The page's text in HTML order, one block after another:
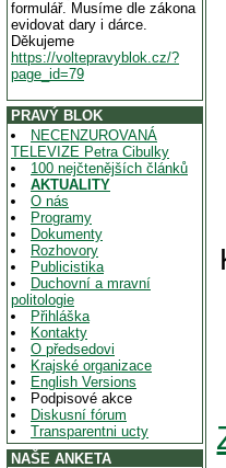
formulář. Musíme dle zákona
evidovat dary i dárce.
Děkujeme
https://voltepravyblok.cz/?
page_id=79
PRAVÝ BLOK
NECENZUROVANÁ
TELEVIZE Petra Cibulky
100 nejčtenějších článků
AKTUALITY
O nás
Programy
Dokumenty
Rozhovory
Publicistika
Duchovní a mravní
politologie
Přihláška
Kontakty
O předsedovi
Krajské organizace
English Versions
Podpisové akce
Diskusní fórum
Transparentni ucty
NAŠE ANKETA